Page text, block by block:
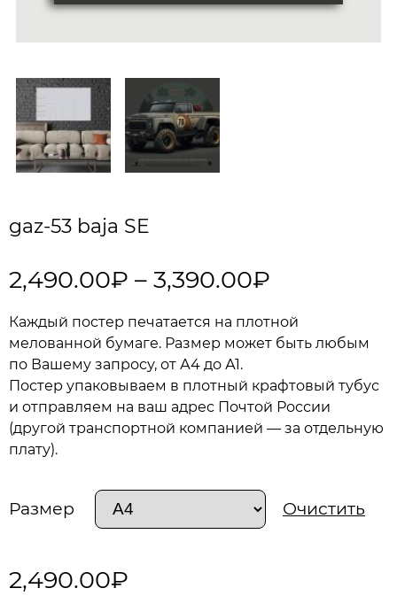
gaz-53 baja SE
2,490.00₽ – 3,390.00₽
Каждый постер печатается на плотной
мелованной бумаге. Размер может быть любым
по Вашему запросу, от А4 до А1.
Постер упаковываем в плотный крафтовый тубус
и отправляем на ваш адрес Почтой России
(другой транспортной компанией — за отдельную
плату).
Размер Очистить
2,490.00₽